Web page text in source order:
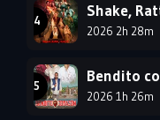
1978
Shake,
2026 2h 28m
Bendito
2026 1h 26m